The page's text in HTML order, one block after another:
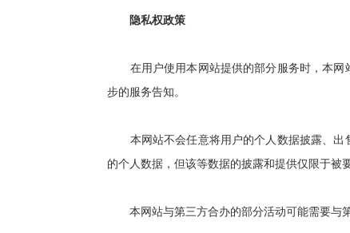
隐私权政策
在用户使用本网站提供的部分服务时，本网
步的服务告知。
本网站不会任意将用户的个人数据披露、出
的个人数据，但该等数据的披露和提供仅限于被
本网站与第三方合办的部分活动可能需要与第